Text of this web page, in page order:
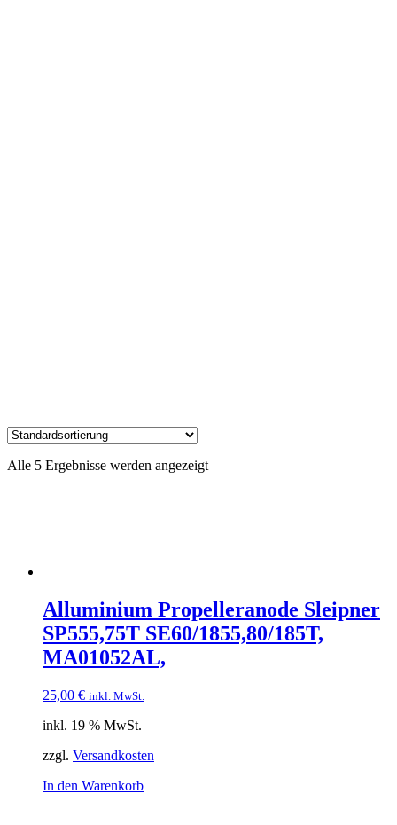
Alle 5 Ergebnisse werden angezeigt
Alluminium Propelleranode Sleipner
SP555,75T SE60/1855,80/185T,
MA01052AL,
25,00 € inkl. MwSt.
inkl. 19 % MwSt.
zzgl. Versandkosten
In den Warenkorb